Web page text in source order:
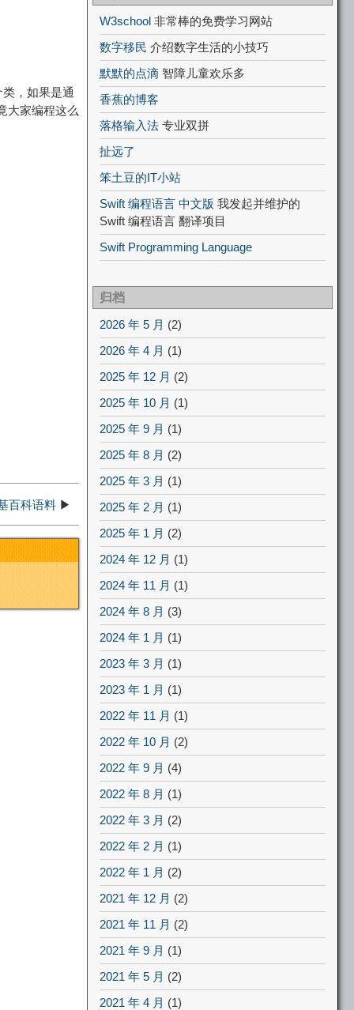
，如果是通
大家编程这么
百科语料 ▶
W3school 非常棒的免费学习网站
数字移民 介绍数字生活的小技巧
默默的点滴 智障儿童欢乐多
香蕉的博客
落格输入法 专业双拼
扯远了
笨土豆的IT小站
Swift 编程语言 中文版 我发起并维护的
Swift 编程语言 翻译项目
Swift Programming Language
归档
2026 年 5 月 (2)
2026 年 4 月 (1)
2025 年 12 月 (2)
2025 年 10 月 (1)
2025 年 9 月 (1)
2025 年 8 月 (2)
2025 年 3 月 (1)
2025 年 2 月 (1)
2025 年 1 月 (2)
2024 年 12 月 (1)
2024 年 11 月 (1)
2024 年 8 月 (3)
2024 年 1 月 (1)
2023 年 3 月 (1)
2023 年 1 月 (1)
2022 年 11 月 (1)
2022 年 10 月 (2)
2022 年 9 月 (4)
2022 年 8 月 (1)
2022 年 3 月 (2)
2022 年 2 月 (1)
2022 年 1 月 (2)
2021 年 12 月 (2)
2021 年 11 月 (2)
2021 年 9 月 (1)
2021 年 5 月 (2)
2021 年 4 月 (1)